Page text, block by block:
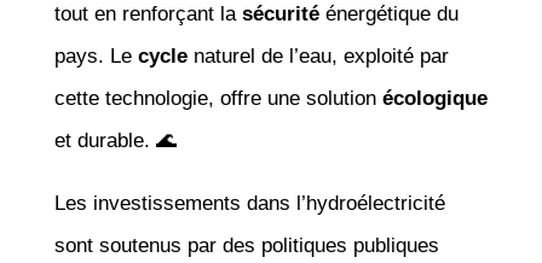
tout en renforçant la sécuritéénergétique du
pays. Le cyclenaturel de l’eau, exploité par
cette technologie, offre une solution écologique
et durable. 🌊
Les investissements dans l’hydroélectricité
sont soutenus par des politiques publiques